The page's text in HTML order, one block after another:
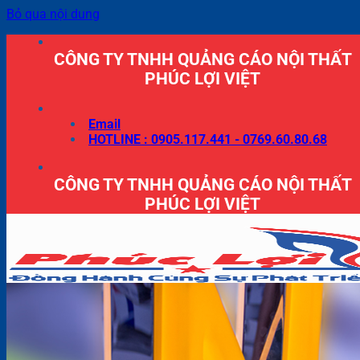
Bỏ qua nội dung
CÔNG TY TNHH QUẢNG CÁO NỘI THẤT
PHÚC LỢI VIỆT
Email
HOTLINE : 0905.117.441 - 0769.60.80.68
CÔNG TY TNHH QUẢNG CÁO NỘI THẤT
PHÚC LỢI VIỆT